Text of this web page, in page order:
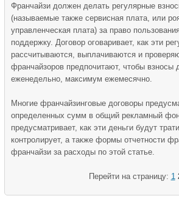
Франчайзи должен делать регулярные
(называемые также сервисная плата, или
управленческая плата) за право
поддержку. Договор оговаривает, как эти
рассчитываются, выплачиваются и
франчайзоров предпочитают, чтобы взносы
еженедельно, максимум ежемесячно.
Многие франчайзинговые договоры
определенных сумм в общий рекламный
предусматривает, как эти деньги будут
контролирует, а также формы отчетности
франчайзи за расходы по этой статье.
Перейти на страницу: 1